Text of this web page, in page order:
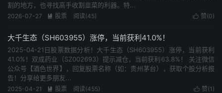
割的地方，也寻找高手收割韭菜的利器。特...
 赞(0)
2026-07-27  股票 阅读(45)
大千生态（SH603955）涨停，当前获利41.0%！
2025-04-21日股票数据分析！大千生态（SH603955）涨停，当前获利
41.0%！双成药业（SZ002693）提示减仓，当前获利63.8%！ 关注微信
公众号【酒色世界】，回复股票名称（如：贵州茅台），获取个股分析报
告！分享给更多朋友...
 赞(1 )
2025-04-21  股票 阅读(455)